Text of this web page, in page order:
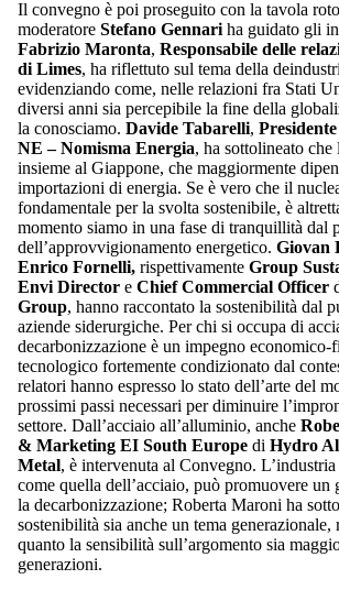
Il convegno è poi proseguito con la tavola
moderatore Stefano Gennari ha guidato gli
Fabrizio Maronta, Responsabile delle
di Limes, ha riflettuto sul tema della
evidenziando come, nelle relazioni fra Stati
diversi anni sia percepibile la fine della
la conosciamo. Davide Tabarelli,
NE – Nomisma Energia, ha sottolineato che
insieme al Giappone, che maggiormente
importazioni di energia. Se è vero che il
fondamentale per la svolta sostenibile, è
momento siamo in una fase di tranquillità dal
dell’approvvigionamento energetico. Giovan
Enrico Fornelli, rispettivamente Group
Envi Director e Chief Commercial Officer
Group, hanno raccontato la sostenibilità dal
aziende siderurgiche. Per chi si occupa di
decarbonizzazione è un impegno economico-
tecnologico fortemente condizionato dal
relatori hanno espresso lo stato dell’arte del
prossimi passi necessari per diminuire
settore. Dall’acciaio all’alluminio, anche
& Marketing EI South Europe di Hydro
Metal, è intervenuta al Convegno.
come quella dell’acciaio, può promuovere un
la decarbonizzazione; Roberta Maroni ha
sostenibilità sia anche un tema generazionale,
quanto la sensibilità sull’argomento sia
generazioni.